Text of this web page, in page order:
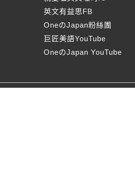
英文有益思FB
OneのJapan粉絲團
巨匠美語YouTube
OneのJapan YouTube